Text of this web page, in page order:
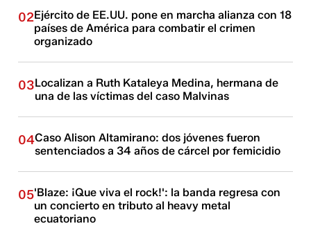
02Ejército de EE.UU. pone en marcha alianza con 18
países de América para combatir el crimen
organizado
03Localizan a Ruth Kataleya Medina, hermana de
una de las víctimas del caso Malvinas
04Caso Alison Altamirano: dos jóvenes fueron
sentenciados a 34 años de cárcel por femicidio
05'Blaze: ¡Que viva el rock!': la banda regresa con
un concierto en tributo al heavy metal
ecuatoriano